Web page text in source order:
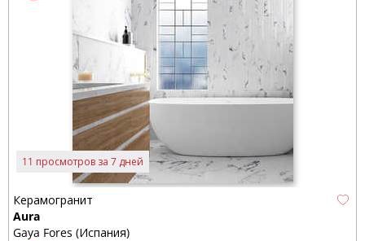
11 просмотров за 7 дней
Керамогранит
Aura
Gaya Fores (Испания)